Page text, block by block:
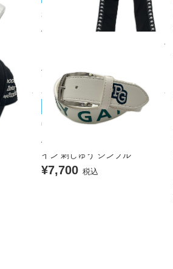
ワイ
ロゴ
未使用品 メンズ カッパゴルフ K
APPA GOLF セットアップ M ブ
ラック 黒 長袖ダブルジップブル
¥11,000 税込
ラッ
ロゴ
PEARLY GATES/パーリーゲイツ
中古 パーリーゲイツ PEARLY G
ATES ベルト ホワイト ロゴデザ
イン 刺しゅう シンプル
¥7,700 税込